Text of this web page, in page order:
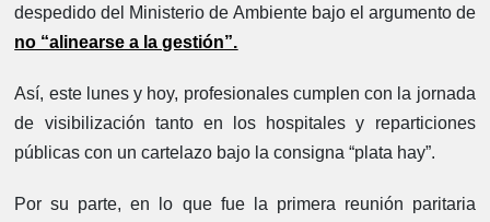
despedido del Ministerio de Ambiente bajo el argumento de
no “alinearse a la gestión”.
Así, este lunes y hoy, profesionales cumplen con la jornada
de visibilización tanto en los hospitales y reparticiones
públicas con un cartelazo bajo la consigna “plata hay”.
Por su parte, en lo que fue la primera reunión paritaria